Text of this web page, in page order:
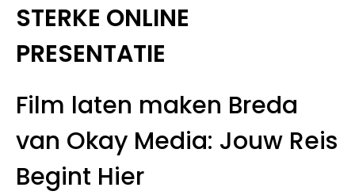
STERKE ONLINE
PRESENTATIE
Film laten maken Breda
van Okay Media: Jouw Reis
Begint Hier